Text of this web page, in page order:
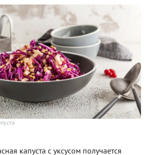
капуста с уксусом получается